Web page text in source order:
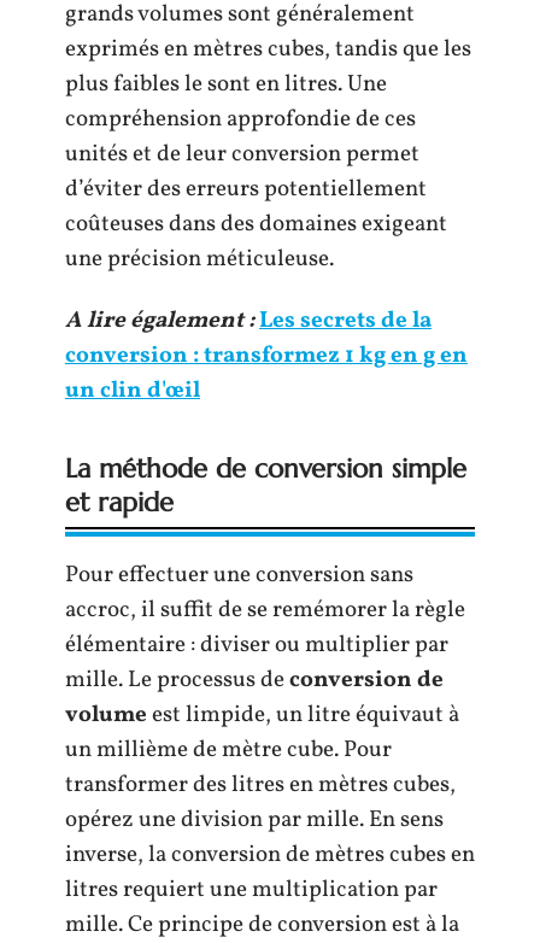
grands volumes sont généralement
exprimés en mètres cubes, tandis que les
plus faibles le sont en litres. Une
compréhension approfondie de ces
unités et de leur conversion permet
d’éviter des erreurs potentiellement
coûteuses dans des domaines exigeant
une précision méticuleuse.
A lire également :Les secrets de la
conversion : transformez 1 kg en g en
un clin d'œil
La méthode de conversion simple
et rapide
Pour effectuer une conversion sans
accroc, il suffit de se remémorer la règle
élémentaire : diviser ou multiplier par
mille. Le processus deconversion de
volumeest limpide, un litre équivaut à
un millième de mètre cube. Pour
transformer des litres en mètres cubes,
opérez une division par mille. En sens
inverse, la conversion de mètres cubes en
litres requiert une multiplication par
mille. Ce principe de conversion est à la